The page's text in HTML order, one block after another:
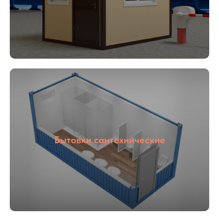
Бытовки сантехнические
16 лет производство
С НДС и без
04
Прямые
поставщики